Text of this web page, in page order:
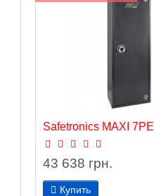
Safetronics MAXI 7РЕ
43 638 грн.
Купить